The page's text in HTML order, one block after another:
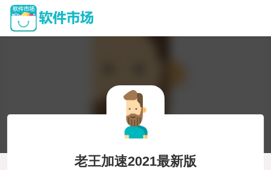
老王加速2021最新版